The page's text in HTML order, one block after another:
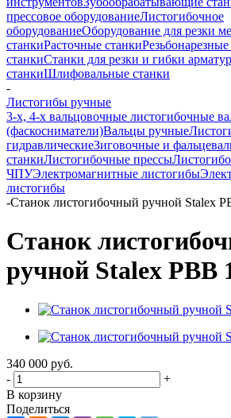
прессовое оборудованиеЛистогибочное
оборудованиеОборудование для резки
станкиРасточные станки
станкиСтанки для резки и гибки
станкиШлифовальные станки
-
Листогибы ручные
3-х, 4-х вальцовочные листогибочные
(фаскосниматели)Вальцы ручные
гидравлическиеЗиговочные и
станкиЛистогибочные прессы
ЧПУЭлектромагнитные листогибы
листогибы
-Станок листогибочный ручной Stalex
Станок
ручной Stalex PBB
340 000 руб.
-
+
В корзину
Поделиться